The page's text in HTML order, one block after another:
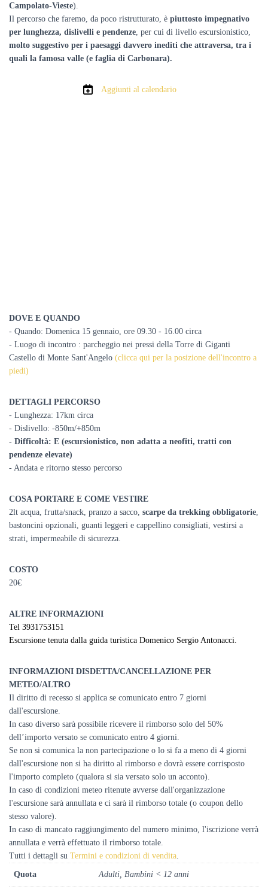
Campolato-Vieste).
Il percorso che faremo, da poco ristrutturato, è piuttosto impegnativo
per lunghezza, dislivelli e pendenze, per cui di livello escursionistico,
molto suggestivo per i paesaggi davvero inediti che attraversa, tra i
quali la famosa valle (e faglia di Carbonara).
Aggiunti al calendario
DOVE E QUANDO
- Quando: Domenica 15 gennaio, ore 09.30 - 16.00 circa
- Luogo di incontro : parcheggio nei pressi della Torre di Giganti
Castello di Monte Sant'Angelo (clicca qui per la posizione dell'incontro a
piedi)
DETTAGLI PERCORSO
- Lunghezza: 17km circa
- Dislivello: -850m/+850m
- Difficoltà: E (escursionistico, non adatta a neofiti, tratti con
pendenze elevate)
- Andata e ritorno stesso percorso
COSA PORTARE E COME VESTIRE
2lt acqua, frutta/snack, pranzo a sacco, scarpe da trekking obbligatorie,
bastoncini opzionali, guanti leggeri e cappellino consigliati, vestirsi a
strati, impermeabile di sicurezza.
COSTO
20€
ALTRE INFORMAZIONI
Tel 3931753151
Escursione tenuta dalla guida turistica Domenico Sergio Antonacci.
INFORMAZIONI DISDETTA/CANCELLAZIONE PER
METEO/ALTRO
Il diritto di recesso si applica se comunicato entro 7 giorni
dall'escursione.
In caso diverso sarà possibile ricevere il rimborso solo del 50%
dell’importo versato se comunicato entro 4 giorni.
Se non si comunica la non partecipazione o lo si fa a meno di 4 giorni
dall'escursione non si ha diritto al rimborso e dovrà essere corrisposto
l'importo completo (qualora si sia versato solo un acconto).
In caso di condizioni meteo ritenute avverse dall'organizzazione
l'escursione sarà annullata e ci sarà il rimborso totale (o coupon dello
stesso valore).
In caso di mancato raggiungimento del numero minimo, l'iscrizione verrà
annullata e verrà effettuato il rimborso totale.
Tutti i dettagli su Termini e condizioni di vendita.
Quota Adulti, Bambini < 12 anni